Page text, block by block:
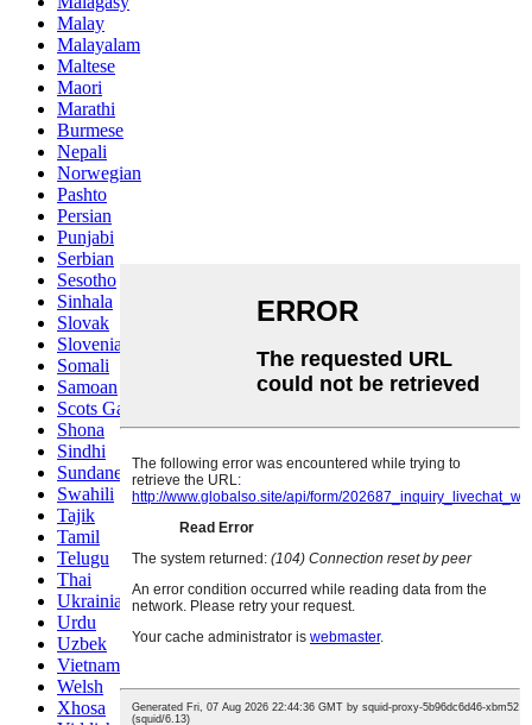
Malay
Malayalam
Maltese
Maori
Marathi
Burmese
Nepali
Norwegian
Pashto
Persian
Punjabi
Serbian
Sesotho
Sinhala
Slovak
Slovenian
Somali
Samoan
Scots Gaelic
Shona
Sindhi
Sundanese
Swahili
Tajik
Tamil
Telugu
Thai
Ukrainian
Urdu
Uzbek
Vietnamese
Welsh
Xhosa